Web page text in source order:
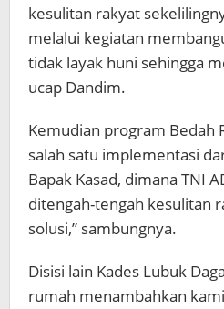
kesulitan rakyat
melalui kegiatan
tidak layak huni sehingga
ucap Dandim.
Kemudian program Bedah
salah satu implementasi
Bapak Kasad, dimana TNI
ditengah-tengah kesulitan
solusi,” sambungnya.
Disisi lain Kades Lubuk
rumah menambahkan